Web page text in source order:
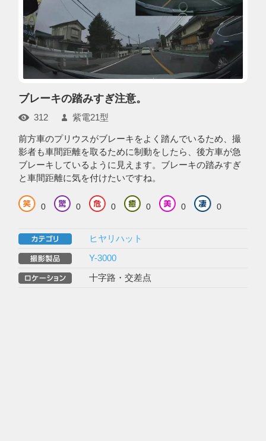
ブレーキの踏みすぎ注意。
312 紫電21型
前方車のプリウスがブレーキをよく踏んでいるため、撮
影者も車間距離を取るために制動をしたら、後方車が急
ブレーキしているように見えます。ブレーキの踏みすぎ
と車間距離に気を付けたいですね。
0 0 0 0 0 0
ヒヤリハット
Y-3000
十字路・交差点